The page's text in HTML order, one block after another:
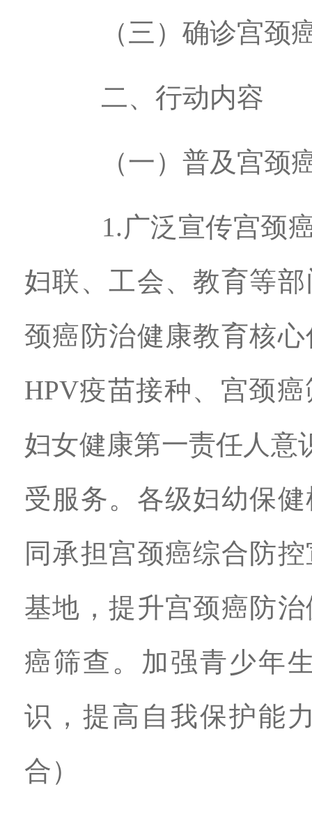
（三）确诊宫颈癌
二、行动内容
（一）普及宫颈癌
1.广泛宣传宫颈癌
妇联、工会、教育等
颈癌防治健康教育核
HPV疫苗接种、宫颈
妇女健康第一责任人意
受服务。各级妇幼保
同承担宫颈癌综合防
基地，提升宫颈癌防
癌筛查。加强青少年
识，提高自我保护能
合）